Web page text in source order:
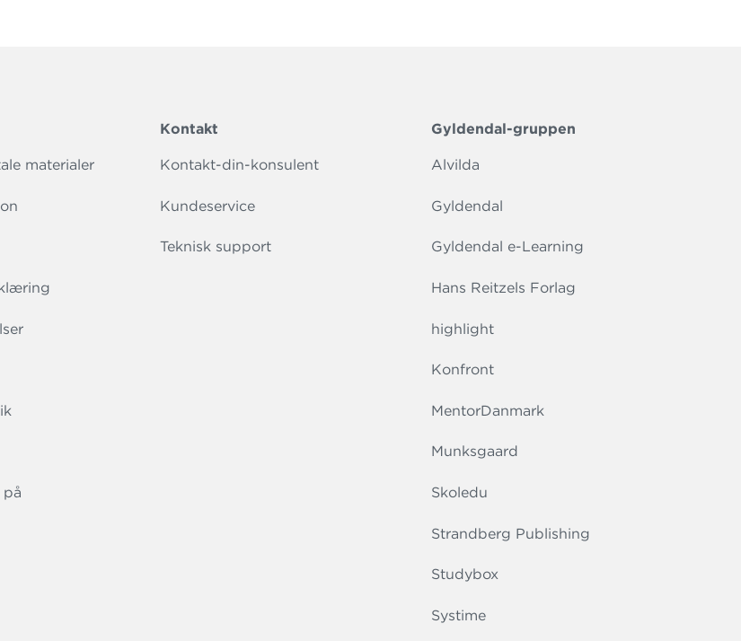
materialer
Kontakt
Kontakt-din-konsulent
Kundeservice
Teknisk support
Gyldendal-gruppen
Alvilda
Gyldendal
Gyldendal e-Learning
Hans Reitzels Forlag
highlight
Konfront
MentorDanmark
Munksgaard
Skoledu
Strandberg Publishing
Studybox
Systime